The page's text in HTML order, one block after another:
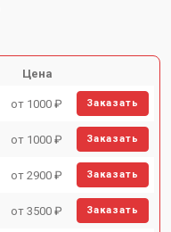
Цена
от 1000 ₽ Заказать
от 1000 ₽ Заказать
от 2900 ₽ Заказать
от 3500 ₽ Заказать